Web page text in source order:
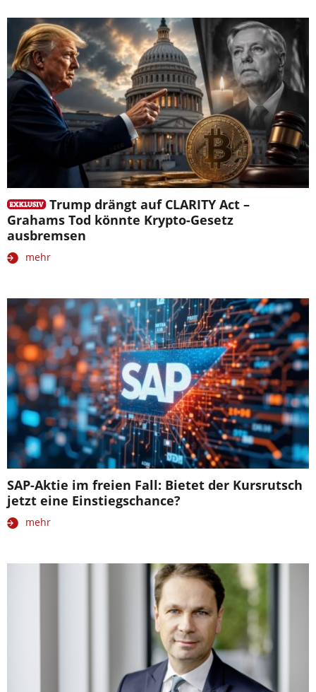
Trump drängt auf CLARITY Act –
Grahams Tod könnte Krypto-Gesetz
ausbremsen
mehr
SAP-Aktie im freien Fall: Bietet der Kursrutsch
jetzt eine Einstiegschance?
mehr